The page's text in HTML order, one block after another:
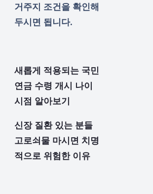
거주지 조건을 확인해
두시면 됩니다.
새롭게 적용되는 국민
연금 수령 개시 나이
시점 알아보기
신장 질환 있는 분들
고로쇠물 마시면 치명
적으로 위험한 이유